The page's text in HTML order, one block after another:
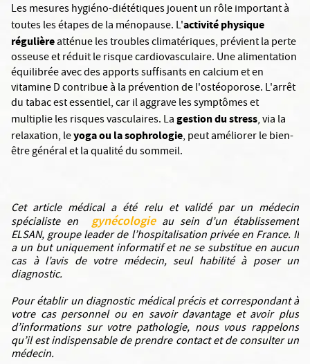
Les mesures hygiéno-diététiques jouent un rôle important à
toutes les étapes de la ménopause. L'activité physique
régulièreatténue les troubles climatériques, prévient la perte
osseuse et réduit le risque cardiovasculaire. Une alimentation
équilibrée avec des apports suffisants en calcium et en
vitamine D contribue à la prévention de l'ostéoporose. L'arrêt
du tabac est essentiel, car il aggrave les symptômes et
multiplie les risques vasculaires. Lagestion du stress, via la
relaxation, leyoga ou la sophrologie, peut améliorer le bien-
être général et la qualité du sommeil.
Cet article médical a été relu et validé par un médecin
spécialiste en
gynécologieau sein d’un établissement
ELSAN, groupe leader de l’hospitalisation privée en France. Il
a un but uniquement informatif et ne se substitue en aucun
cas à l’avis de votre médecin, seul habilité à poser un
diagnostic.
Pour établir un diagnostic médical précis et correspondant à
votre cas personnel ou en savoir davantage et avoir plus
d’informations sur votre pathologie, nous vous rappelons
qu’il est indispensable de prendre contact et de consulter un
médecin.